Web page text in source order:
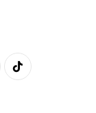
Tiktok